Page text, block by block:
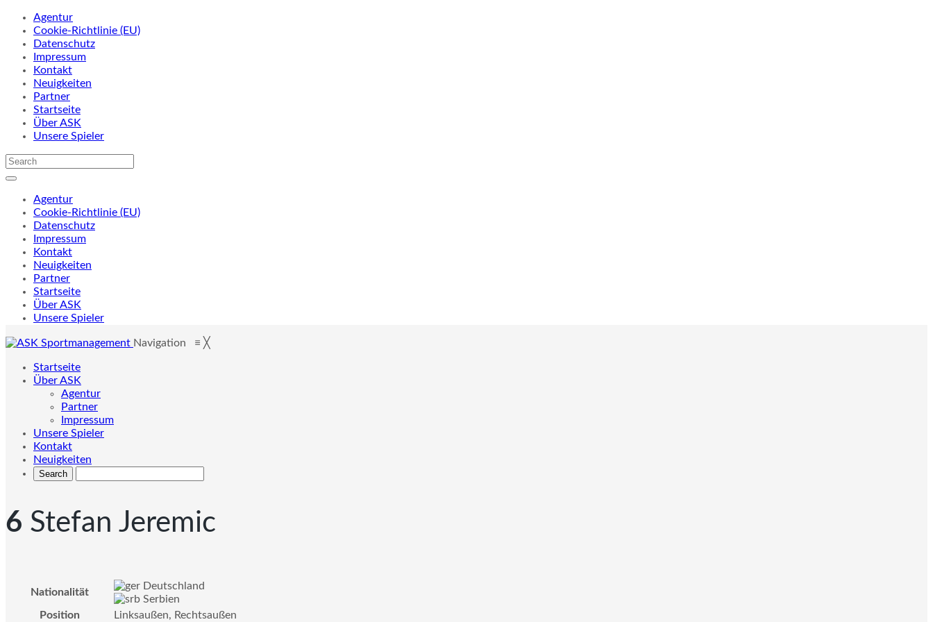
Agentur
Cookie-Richtlinie (EU)
Datenschutz
Impressum
Kontakt
Neuigkeiten
Partner
Startseite
Über ASK
Unsere Spieler
Agentur
Cookie-Richtlinie (EU)
Datenschutz
Impressum
Kontakt
Neuigkeiten
Partner
Startseite
Über ASK
Unsere Spieler
Navigation ≡ ╳
Startseite
Über ASK
Agentur
Partner
Impressum
Unsere Spieler
Kontakt
Neuigkeiten
6 Stefan Jeremic
Nationalität
Deutschland
Serbien
Position
Linksaußen, Rechtsaußen